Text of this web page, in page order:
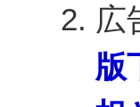
広
版